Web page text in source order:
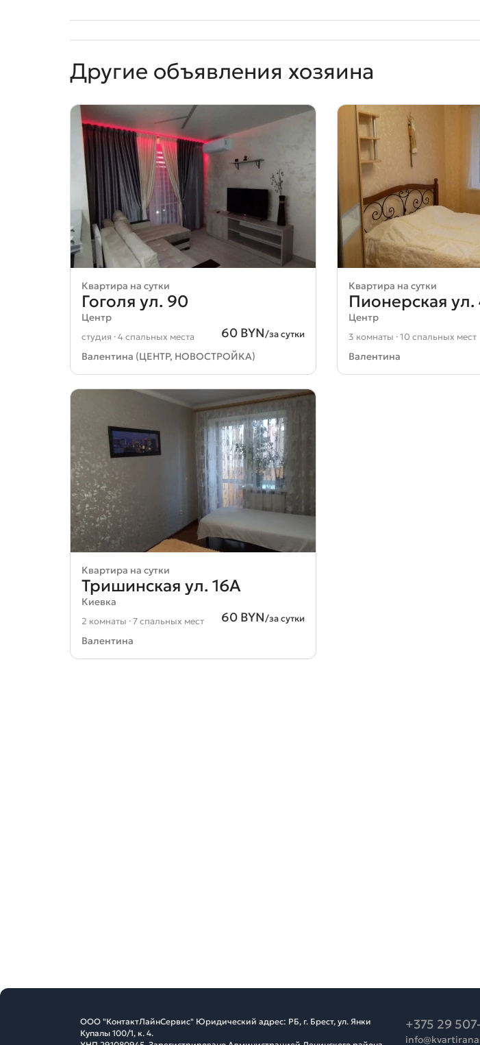
Другие объявления хозяина
Квартира на сутки
Гоголя ул. 90
Центр
60 BYN/за сутки
студия · 4 спальных места
Валентина (ЦЕНТР, НОВОСТРОЙКА)
Квартира на сутки
Пионерская ул.
Центр
3 комнаты · 10 спальных мест
Валентина
Квартира на сутки
Тришинская ул. 16А
Киевка
60 BYN/за сутки
2 комнаты · 7 спальных мест
Валентина
ООО "КонтактЛайнСервис" Юридический адрес: РБ, г. Брест, ул. Янки
Купалы 100/1, к. 4.
+375 29